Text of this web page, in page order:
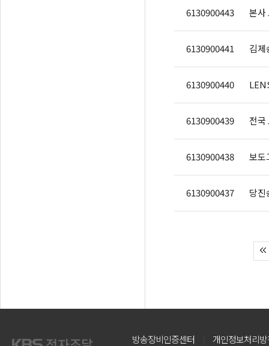
6130900443 본사
6130900441 김제
6130900440
6130900439 전국
6130900438 보도
6130900437 당진
방송장비인증센터
개인정보처리